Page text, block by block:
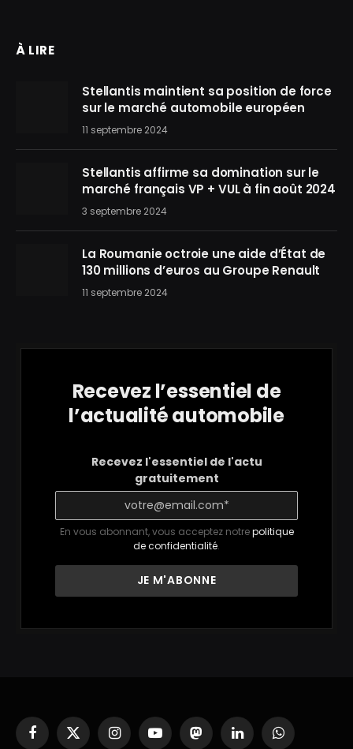
À LIRE
Stellantis maintient sa position de force
sur le marché automobile européen
11 septembre 2024
Stellantis affirme sa domination sur le
marché français VP + VUL à fin août 2024
3 septembre 2024
La Roumanie octroie une aide d’État de
130 millions d’euros au Groupe Renault
11 septembre 2024
Recevez l’essentiel de
l’actualité automobile
Recevez l'essentiel de l'actu
gratuitement
En vous abonnant, vous acceptez notrepolitique
de confidentialité.
Facebook
X
InstagramYouTubeMastodonLinkedInWhatsApp